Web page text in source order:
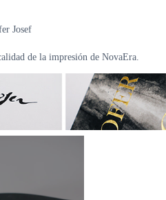
Josef
de la impresión de NovaEra.